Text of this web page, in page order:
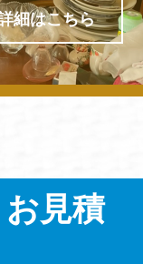
細はこちら
見積